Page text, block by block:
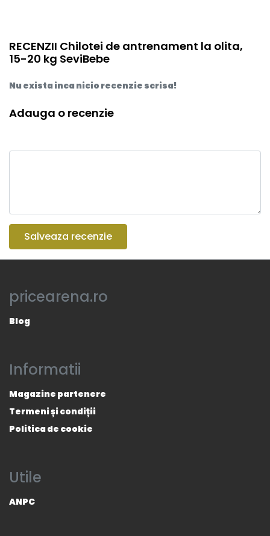
RECENZII Chilotei de antrenament la olita,
15-20 kg SeviBebe
Nu exista inca nicio recenzie scrisa!
Adauga o recenzie
Salveaza recenzie
pricearena.ro
Blog
Informatii
Magazine partenere
Termeni și condiții
Politica de cookie
Utile
ANPC